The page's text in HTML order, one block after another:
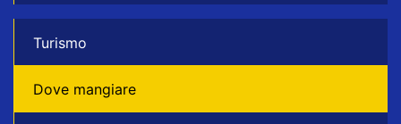
Turismo
Dove mangiare